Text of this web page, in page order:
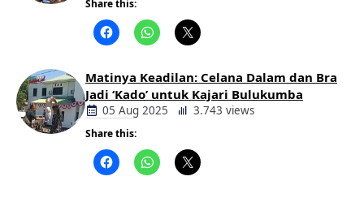
Share this:
Matinya Keadilan: Celana Dalam dan Bra
Jadi ‘Kado’ untuk Kajari Bulukumba
05 Aug 2025 3.743 views
Share this: